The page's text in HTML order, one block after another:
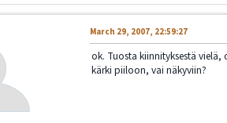
March 29, 2007, 22:59:27
ok. Tuosta kiinnityksestä
kärki piiloon, vai näkyviin?